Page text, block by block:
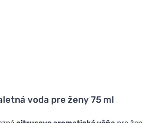
voda pre ženy 75 ml